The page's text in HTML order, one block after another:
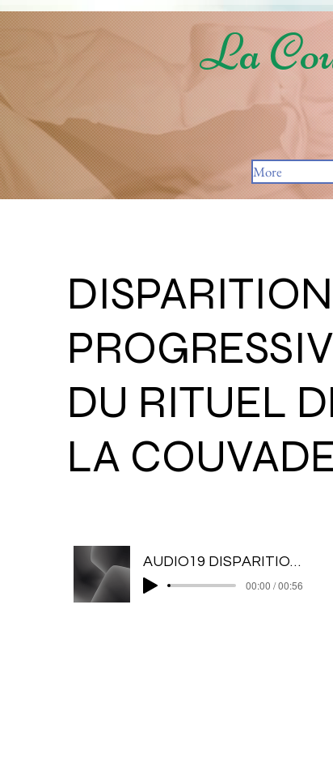
La
More
DISPARITION
DU RITUEL
LA
AUDIO19 DISPARITION PROGRESSIVE DU RITUEL DE LA COUVADE
00:00 / 00:56